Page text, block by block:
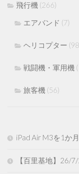
飛行機 (266)
エアバンド (7)
ヘリコプター
戦闘機・軍用機
旅客機 (56)
iPad Air M3を1か
【百里基地】26/